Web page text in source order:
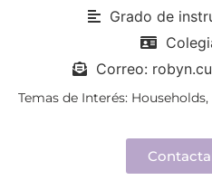
Grado de
Correo:
Temas de Interés: